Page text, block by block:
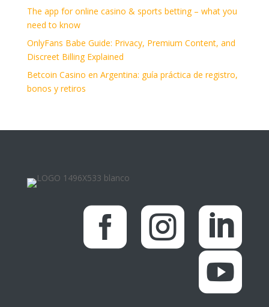
The app for online casino & sports betting – what you
need to know
OnlyFans Babe Guide: Privacy, Premium Content, and
Discreet Billing Explained
Betcoin Casino en Argentina: guía práctica de registro,
bonos y retiros
  
